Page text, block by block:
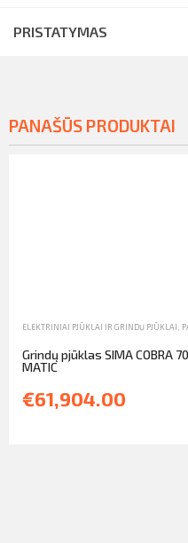
PRISTATYMAS
PANAŠŪS PRODUKTAI
ELEKTRINIAI PJŪKLAI IR GRINDŲ PJŪKLAI
Grindų pjūklas SIMA COBRA
MATIC
€61,904.00